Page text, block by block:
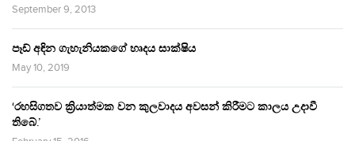
September 9, 2013
පෑඩ් අඳින ගැහැනියකගේ හෘදය සාක්ෂිය
May 10, 2019
‘රහසිගතව ක්‍රියාත්මක වන කුලවාදය අවසන් කිරීමට කාලය උදාවී
තිබේ.’